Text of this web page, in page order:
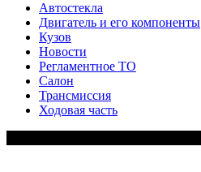
Автостекла
Двигатель и его компоненты
Кузов
Новости
Регламентное ТО
Салон
Трансмиссия
Ходовая часть